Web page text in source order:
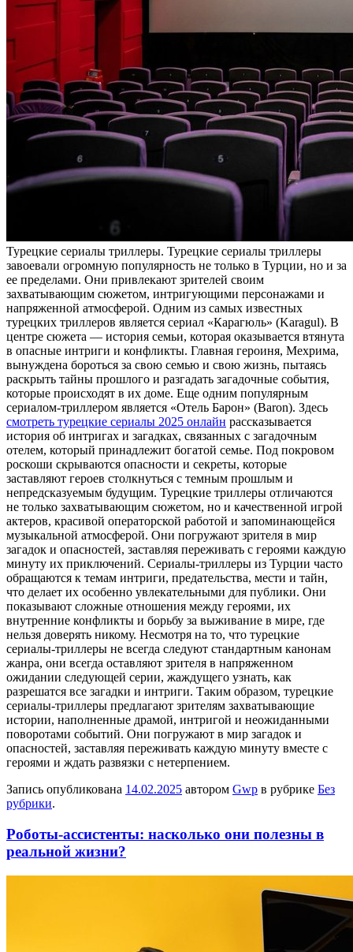
Турeцкиe сeриaлы триллeры. Турецкие сериалы триллеры
завоевали огромную популярность не только в Турции, но и за
ее пределами. Они привлекают зрителей своим
захватывающим сюжетом, интригующими персонажами и
напряженной атмосферой. Одним из самых известных
турецких триллеров является сериал «Карагюль» (Karagul). В
центре сюжета — история семьи, которая оказывается втянута
в опасные интриги и конфликты. Главная героиня, Мехрима,
вынуждена бороться за свою семью и свою жизнь, пытаясь
раскрыть тайны прошлого и разгадать загадочные события,
которые происходят в их доме. Еще одним популярным
сериалом-триллером является «Отель Барон» (Baron). Здесь
смотреть турецкие сериалы 2025 онлайн рассказывается
история об интригах и загадках, связанных с загадочным
отелем, который принадлежит богатой семье. Под покровом
роскоши скрываются опасности и секреты, которые
заставляют героев столкнуться с темным прошлым и
непредсказуемым будущим. Турецкие триллеры отличаются
не только захватывающим сюжетом, но и качественной игрой
актеров, красивой операторской работой и запоминающейся
музыкальной атмосферой. Они погружают зрителя в мир
загадок и опасностей, заставляя переживать с героями каждую
минуту их приключений. Сериалы-триллеры из Турции часто
обращаются к темам интриги, предательства, мести и тайн,
что делает их особенно увлекательными для публики. Они
показывают сложные отношения между героями, их
внутренние конфликты и борьбу за выживание в мире, где
нельзя доверять никому. Несмотря на то, что турецкие
сериалы-триллеры не всегда следуют стандартным канонам
жанра, они всегда оставляют зрителя в напряженном
ожидании следующей серии, жаждущего узнать, как
разрешатся все загадки и интриги. Таким образом, турецкие
сериалы-триллеры предлагают зрителям захватывающие
истории, наполненные драмой, интригой и неожиданными
поворотами событий. Они погружают в мир загадок и
опасностей, заставляя переживать каждую минуту вместе с
героями и ждать развязки с нетерпением.
Запись опубликована 14.02.2025 автором Gwp в рубрике Без
рубрики.
Роботы-ассистенты: насколько они полезны в
реальной жизни?